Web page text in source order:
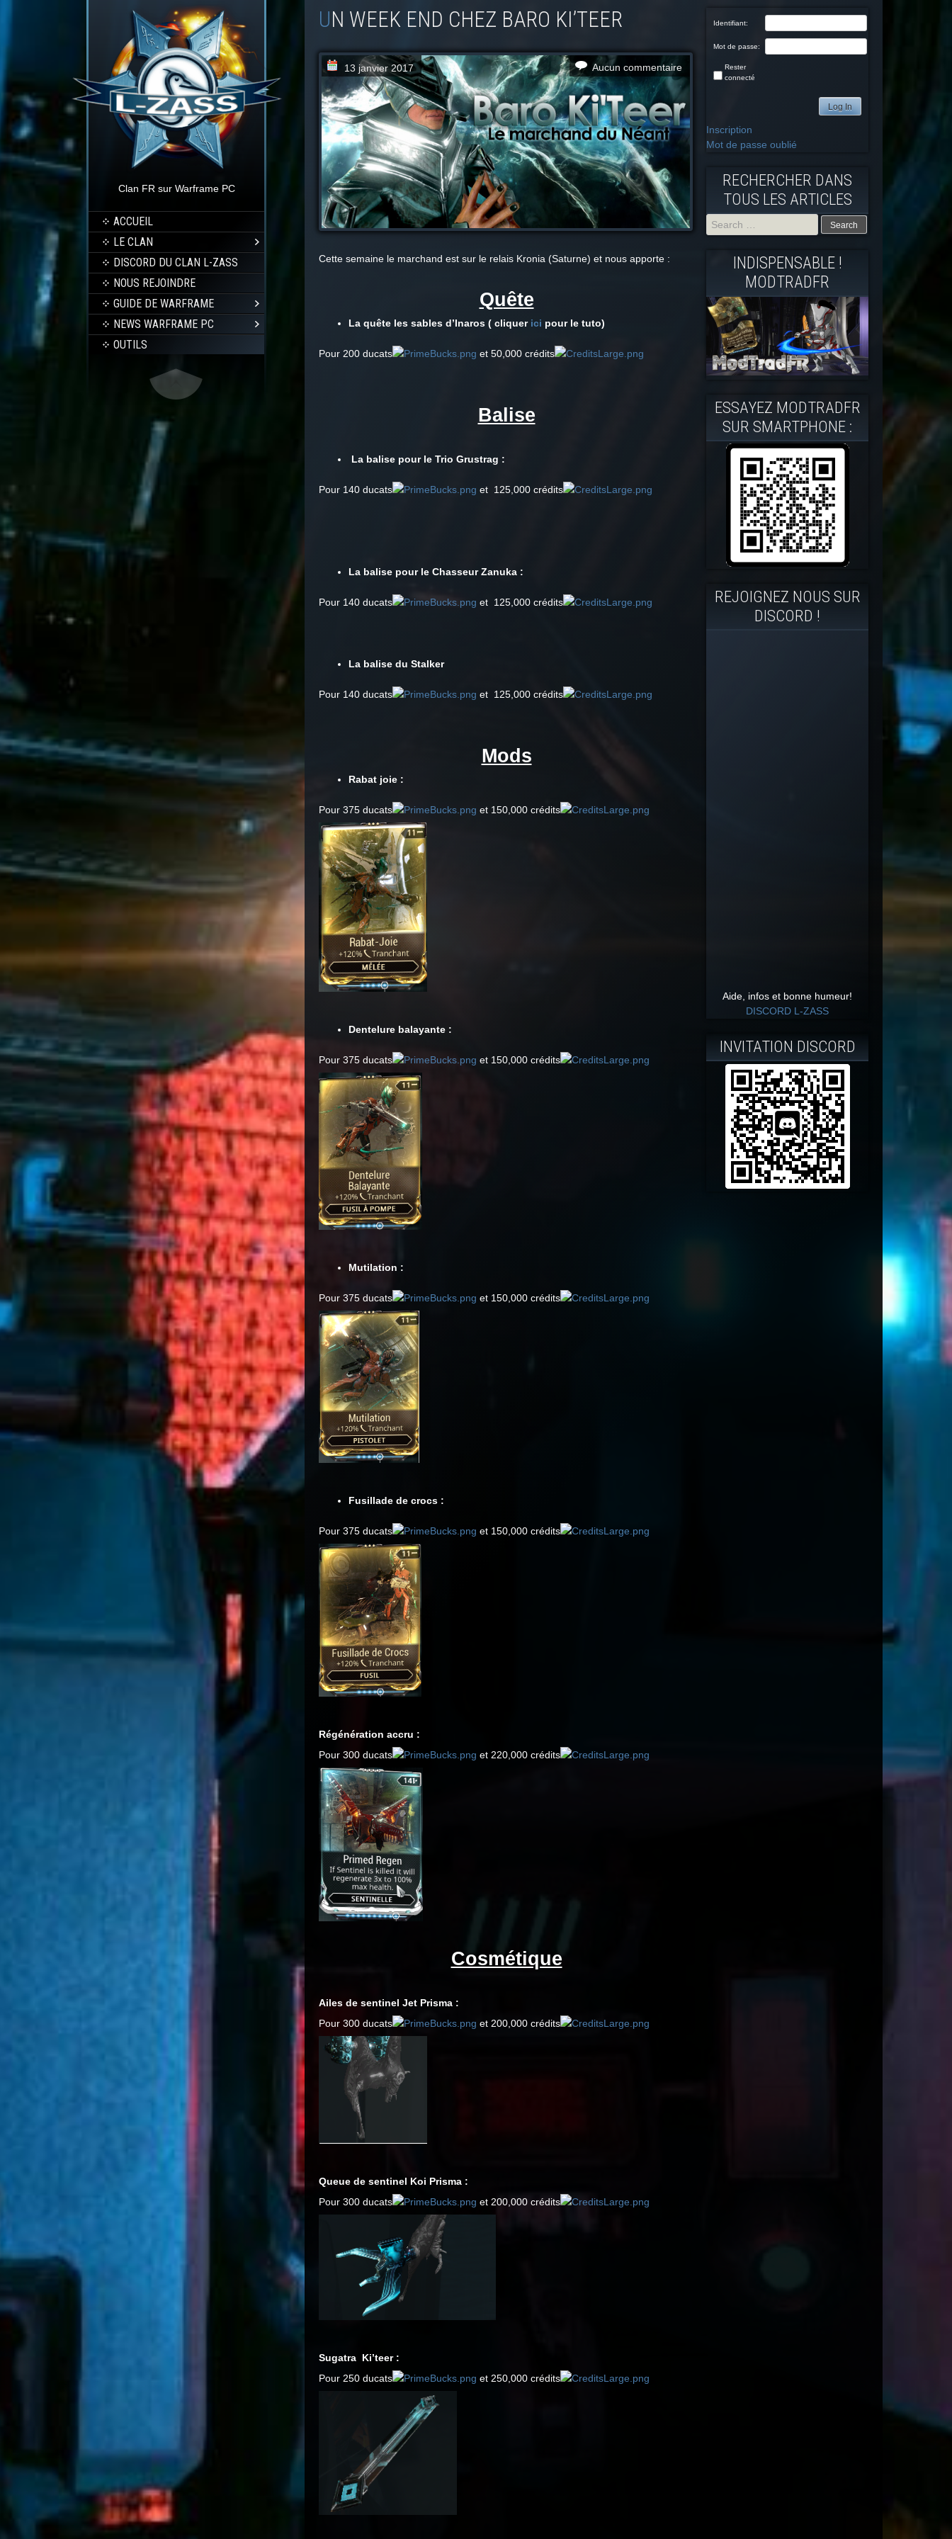
Clan FR sur Warframe PC
ACCUEIL
LE CLAN
DISCORD DU CLAN L-ZASS
NOUS REJOINDRE
GUIDE DE WARFRAME
NEWS WARFRAME PC
OUTILS
UN WEEK END CHEZ BARO KI’TEER
13 janvier 2017 Aucun commentaire
Cette semaine le marchand est sur le relais Kronia (Saturne) et nous apporte :
Quête
La quête les sables d’Inaros ( cliquer ici pour le tuto)
Pour 200 ducats et 50,000 crédits
Balise
La balise pour le Trio Grustrag :
Pour 140 ducats et 125,000 crédits
La balise pour le Chasseur Zanuka :
Pour 140 ducats et 125,000 crédits
La balise du Stalker
Pour 140 ducats et 125,000 crédits
Mods
Rabat joie :
Pour 375 ducats et 150,000 crédits
Dentelure balayante :
Pour 375 ducats et 150,000 crédits
Mutilation :
Pour 375 ducats et 150,000 crédits
Fusillade de crocs :
Pour 375 ducats et 150,000 crédits
Régénération accru :
Pour 300 ducats
et 220,000 crédits
Cosmétique
Ailes de sentinel Jet Prisma :
Pour 300 ducats
et 200,000 crédits
Queue de sentinel Koi Prisma :
Pour 300 ducats
et 200,000 crédits
Sugatra Ki’teer :
Pour 250 ducats
et 250,000 crédits
Identifiant:
Mot de passe:
Rester
connecté
Log In
Inscription
Mot de passe oublié
RECHERCHER DANS
TOUS LES ARTICLES
Search
for:
INDISPENSABLE !
MODTRADFR
ESSAYEZ MODTRADFR
SUR SMARTPHONE :
REJOIGNEZ NOUS SUR
DISCORD !
Aide, infos et bonne humeur!
DISCORD L-ZASS
INVITATION DISCORD